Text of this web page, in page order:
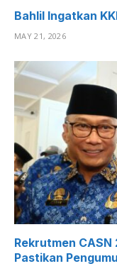
Bahlil Ingatkan
MAY 21, 2026
Rekrutmen
Pastikan